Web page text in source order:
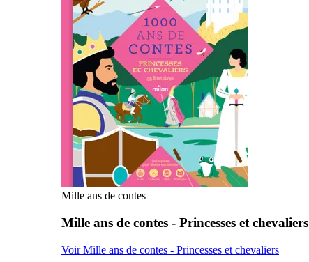
Mille ans de contes
Mille ans de contes - Princesses et chevaliers
Voir Mille ans de contes - Princesses et chevaliers